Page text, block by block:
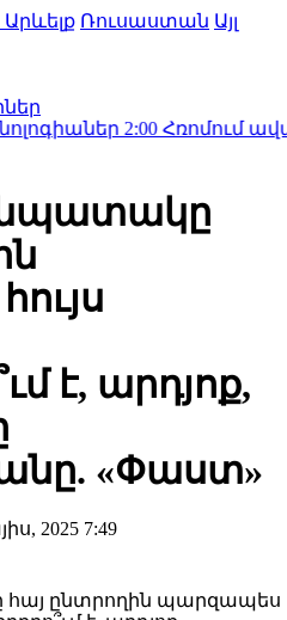
Ռուսաստան Այլ
2:00Հռոմում
նպատակը
է, արդյոք,
«Փաստ»
2025 7:49